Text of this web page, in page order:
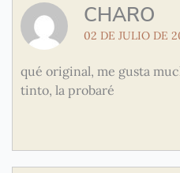
CHARO
02 DE JULIO DE
qué original, me gusta
tinto, la probaré